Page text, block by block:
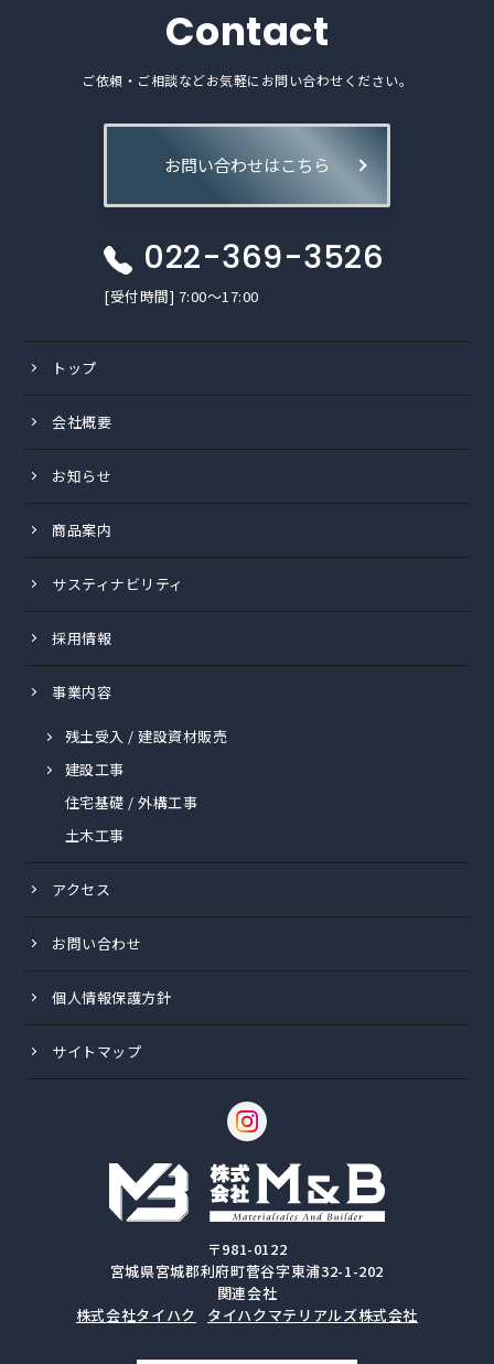
Contact
ご依頼・ご相談などお気軽にお問い合わせください。
お問い合わせはこちら
022-369-3526
[受付時間] 7:00〜17:00
トップ
会社概要
お知らせ
商品案内
サスティナビリティ
採用情報
事業内容
残土受入 / 建設資材販売
建設工事
住宅基礎 / 外構工事
土木工事
アクセス
お問い合わせ
個人情報保護方針
サイトマップ
〒981-0122
宮城県宮城郡利府町菅谷字東浦32-1-202
関連会社
株式会社タイハク
タイハクマテリアルズ株式会社